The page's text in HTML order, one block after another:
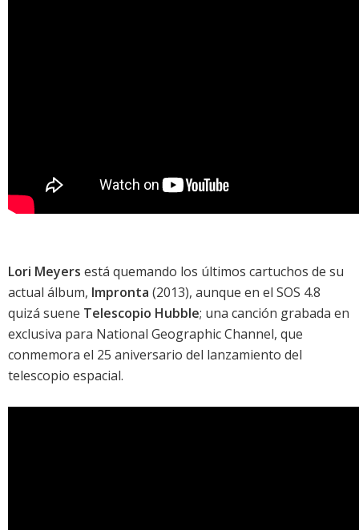
Lori Meyers está quemando los últimos cartuchos de su
actual álbum, Impronta (2013), aunque en el SOS 4.8
quizá suene Telescopio Hubble; una canción grabada en
exclusiva para National Geographic Channel, que
conmemora el 25 aniversario del lanzamiento del
telescopio espacial.